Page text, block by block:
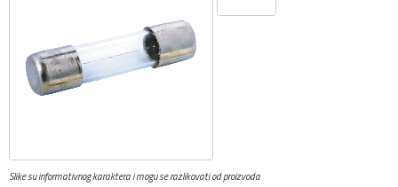
Slike su informativnog karaktera i mogu se razlikovati od proizvoda